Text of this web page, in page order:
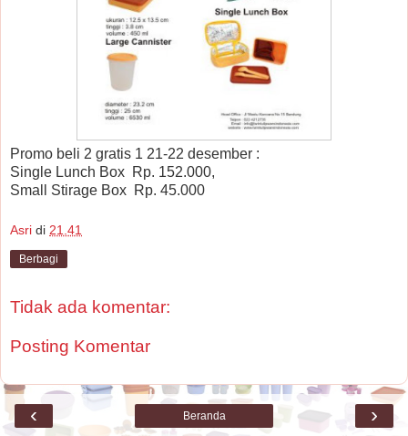
Promo beli 2 gratis 1 21-22 desember :
Single Lunch Box Rp. 152.000,
Small Stirage Box Rp. 45.000
Asri di 21.41
Berbagi
Tidak ada komentar:
Posting Komentar
‹ ›
Beranda